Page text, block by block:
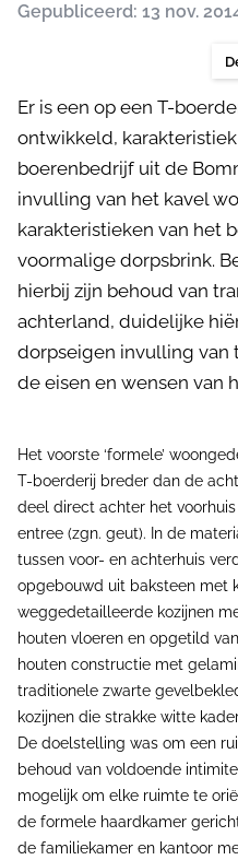
Gepubliceerd: 13 nov.
Er is een op een T-
ontwikkeld,
boerenbedrijf uit de
invulling van het kavel
karakteristieken van het
voormalige dorpsbrink.
hierbij zijn behoud van
achterland, duidelijke
dorpseigen invulling van
de eisen en wensen van
Het voorste ‘formele’
T-boerderij breder dan de
deel direct achter het
entree (zgn. geut). In de
tussen voor- en achterhuis
opgebouwd uit baksteen met
weggedetailleerde kozijnen
houten vloeren en opgetild
houten constructie met
traditionele zwarte
kozijnen die strakke witte
De doelstelling was om een
behoud van voldoende
mogelijk om elke ruimte te
de formele haardkamer
de familiekamer en kantoor